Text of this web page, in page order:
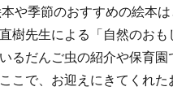
や季節のおすすめの絵本
樹先生による「自然のお
るだんご虫の紹介や保育
こで、お迎えにきてくれ